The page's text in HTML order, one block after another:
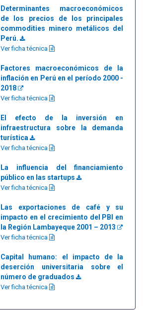
Determinantes macroeconómicos
de los precios de los principales
commodities minero metálicos del
Perú.
Ver ficha técnica
Factores macroeconómicos de la
inflación en Perú en el período 2000 -
2018
Ver ficha técnica
El efecto de la inversión en
infraestructura sobre la demanda
turística
Ver ficha técnica
La influencia del financiamiento
público en las startups
Ver ficha técnica
Las exportaciones de café y su
impacto en el crecimiento del PBI en
la Región Lambayeque 2001 – 2013
Ver ficha técnica
Capital humano: el impacto de la
deserción universitaria sobre el
número de graduados
Ver ficha técnica